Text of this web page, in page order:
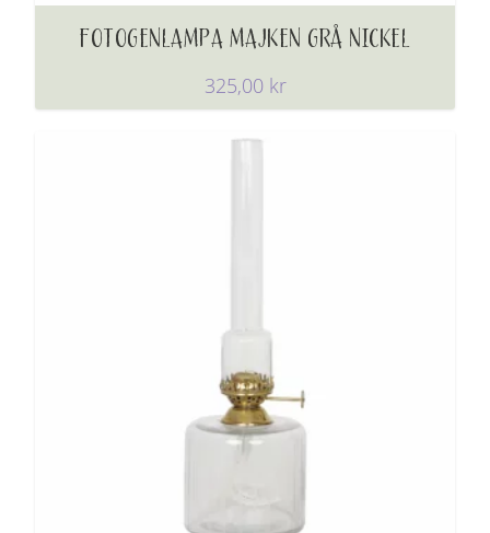
FOTOGENLAMPA MAJKEN GRÅ NICKEL
325,00 kr